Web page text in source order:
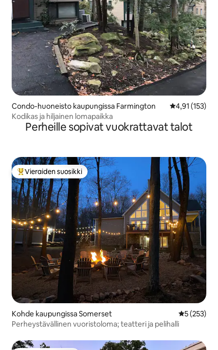
Condo-huoneisto kaupungissa Farmington
4,91 (153)
Kodikas ja hiljainen lomapaikka
Perheille sopivat vuokrattavat talot
Vieraiden suosikkien parhaimmistoa
Vieraiden suosikki
Kohde kaupungissa Somerset
5 (253)
Perheystävällinen vuoristoloma; teatteri ja pelihalli